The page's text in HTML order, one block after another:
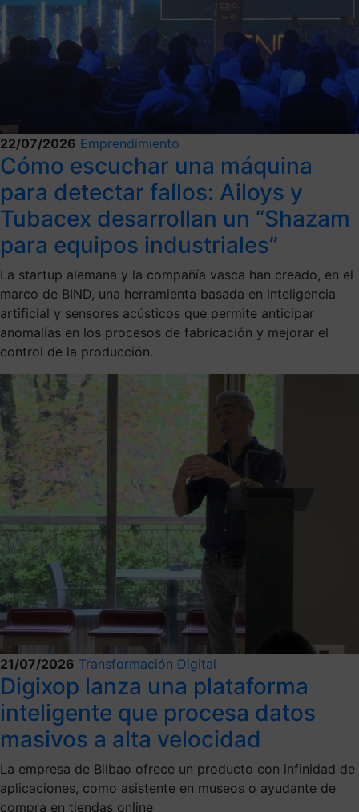
22/07/2026 Emprendimiento
Cómo escuchar una máquina
para detectar fallos: Ailoys y
Tubacex desarrollan un “Shazam
para equipos industriales”
La startup alemana y la compañía vasca han creado, en el
marco de BIND, una herramienta basada en inteligencia
artificial y sensores acústicos que permite anticipar
anomalías en los procesos de fabricación y mejorar el
control de la producción.
21/07/2026 Transformación Digital
Digixop lanza una plataforma
inteligente que procesa datos
masivos a alta velocidad
La empresa de Bilbao ofrece un producto con infinidad de
aplicaciones, como asistente en museos o ayudante de
compra en tiendas online